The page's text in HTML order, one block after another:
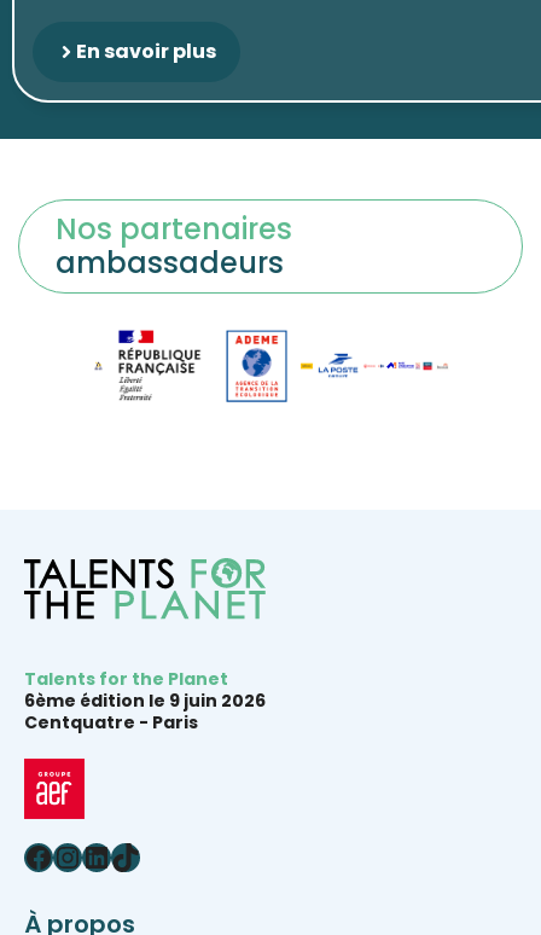
En savoir plus
Nos partenaires
ambassadeurs
Talents for the Planet
6ème édition le 9 juin 2026
Centquatre - Paris
Facebook
Instagram
LinkedIn
TikTok
À propos